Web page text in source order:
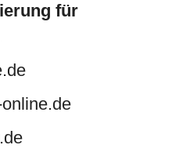
für